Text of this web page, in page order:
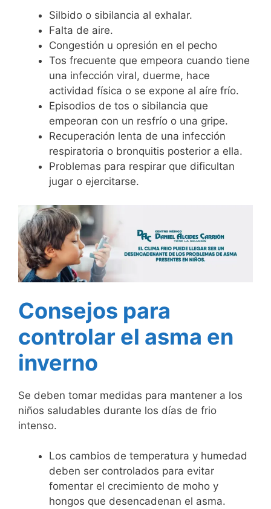
Silbido o sibilancia al exhalar.
Falta de aire.
Congestión u opresión en el pecho
Tos frecuente que empeora cuando tiene
una infección viral, duerme, hace
actividad física o se expone al aíre frío.
Episodios de tos o sibilancia que
empeoran con un resfrío o una gripe.
Recuperación lenta de una infección
respiratoria o bronquitis posterior a ella.
Problemas para respirar que dificultan
jugar o ejercitarse.
Consejos para
controlar el asma en
inverno
Se deben tomar medidas para mantener a los
niños saludables durante los días de frio
intenso.
Los cambios de temperatura y humedad
deben ser controlados para evitar
fomentar el crecimiento de moho y
hongos que desencadenan el asma.